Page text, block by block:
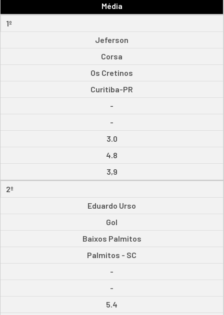
Média
1º
Jeferson
Corsa
Os Cretinos
Curitiba-PR
-
-
3.0
4.8
3,9
2º
Eduardo Urso
Gol
Baixos Palmitos
Palmitos - SC
-
-
5.4